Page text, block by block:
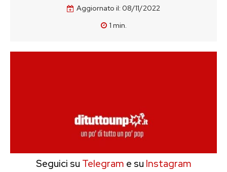
Aggiornato il: 08/11/2022
1 min.
Seguici su Telegram e su Instagram